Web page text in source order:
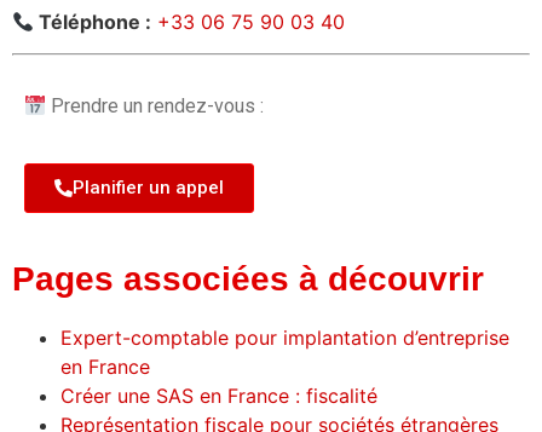
Téléphone : +33 06 75 90 03 40
Prendre un rendez-vous :
Planifier un appel
Pages associées à découvrir
Expert-comptable pour implantation d’entreprise
en France
Créer une SAS en France : fiscalité
Représentation fiscale pour sociétés étrangères